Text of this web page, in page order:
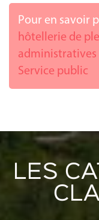
Pour en savoir
hôtellerie de
administratives
Service public
LES